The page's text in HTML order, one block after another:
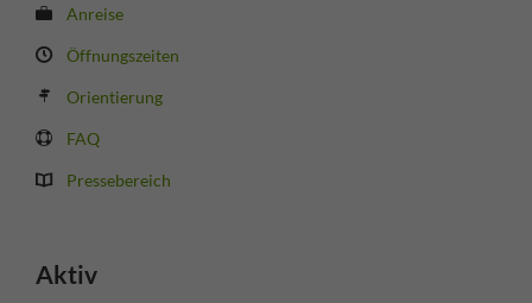
Anreise
Öffnungszeiten
Orientierung
FAQ
Pressebereich
Aktiv